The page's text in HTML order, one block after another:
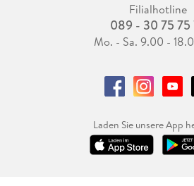
Filialhotline
089 - 30 75 75
Mo. - Sa. 9.00 -
Laden Sie unsere App